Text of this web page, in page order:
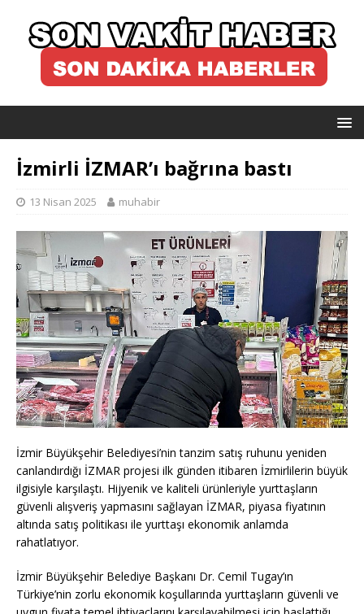
İzmirli İZMAR’ı bağrına bastı
13 Nisan 2025 muhabir
İzmir Büyükşehir Belediyesi’nin tanzim satış ruhunu yeniden
canlandırdığı İZMAR projesi ilk günden itibaren İzmirlilerin büyük
ilgisiyle karşılaştı. Hijyenik ve kaliteli ürünleriyle yurttaşların
güvenli alışveriş yapmasını sağlayan İZMAR, piyasa fiyatının
altında satış politikası ile yurttaşı ekonomik anlamda
rahatlatıyor.
İzmir Büyükşehir Belediye Başkanı Dr. Cemil Tugay’ın
Türkiye’nin zorlu ekonomik koşullarında yurttaşların güvenli ve